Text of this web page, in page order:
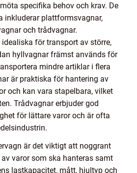
specifika behov och krav. De
inkluderar plattformsvagnar,
och trådvagnar.
för transport av större,
hyllvagnar främst används för
mindre artiklar i flera
är praktiska för hantering av
och kan vara stapelbara, vilket
Trådvagnar erbjuder god
för lättare varor och är ofta
är det viktigt att noggrant
varor som ska hanteras samt
lastkapacitet, mått, hjultyp och